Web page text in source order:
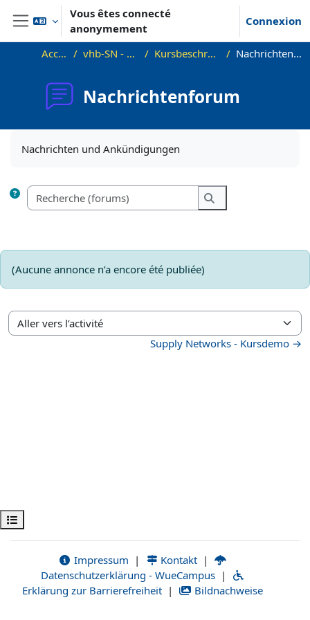
Passer au contenu principal
Panneau latéral
Vous êtes connecté
anonymement
Connexion
Ouvrir l’index du cours
Accueil vhb-SN - Demo Kursbeschreibung Nachrichtenforum
Nachrichtenforum
Nachrichten und Ankündigungen
Recherche (forums)
Recherche (forums)
(Aucune annonce n’a encore été publiée)
Aller vers l’activité
Supply Networks - Kursdemo →
Impressum | Kontakt |
Datenschutzerklärung - WueCampus |
Erklärung zur Barrierefreiheit | Bildnachweise